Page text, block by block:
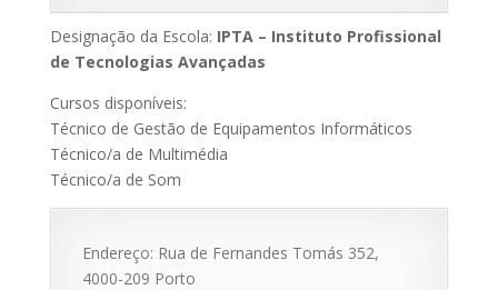
Designação da Escola: IPTA – Instituto Profissional
de Tecnologias Avançadas
Cursos disponíveis:
Técnico de Gestão de Equipamentos Informáticos
Técnico/a de Multimédia
Técnico/a de Som
Endereço: Rua de Fernandes Tomás 352,
4000-209 Porto